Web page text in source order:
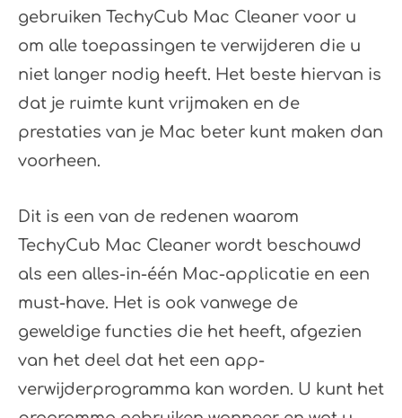
gebruiken TechyCub Mac Cleaner voor u
om alle toepassingen te verwijderen die u
niet langer nodig heeft. Het beste hiervan is
dat je ruimte kunt vrijmaken en de
prestaties van je Mac beter kunt maken dan
voorheen.
Dit is een van de redenen waarom
TechyCub Mac Cleaner wordt beschouwd
als een alles-in-één Mac-applicatie en een
must-have. Het is ook vanwege de
geweldige functies die het heeft, afgezien
van het deel dat het een app-
verwijderprogramma kan worden. U kunt het